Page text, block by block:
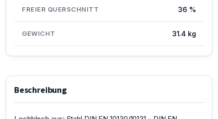
FREIER QUERSCHNITT 36 %
GEWICHT 31.4 kg
Beschreibung